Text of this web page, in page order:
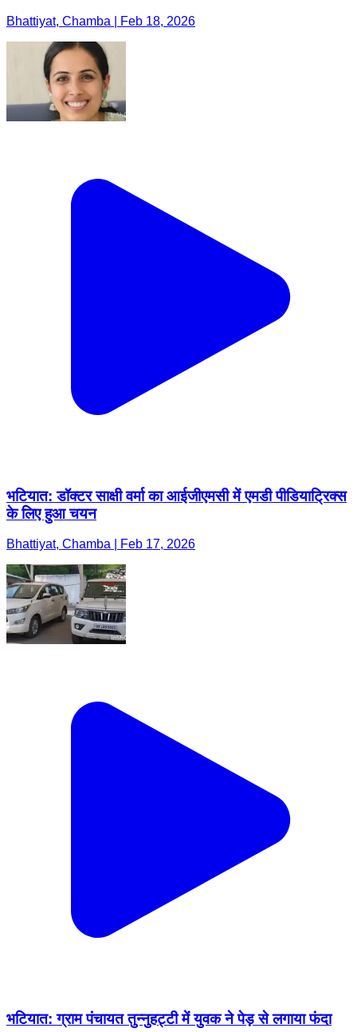
Bhattiyat, Chamba | Feb 18, 2026
भटियात: डॉक्टर साक्षी वर्मा का आईजीएमसी में एमडी पीडियाट्रिक्स
के लिए हुआ चयन
Bhattiyat, Chamba | Feb 17, 2026
भटियात: ग्राम पंचायत तुन्नुहट्टी में युवक ने पेड़ से लगाया फंदा